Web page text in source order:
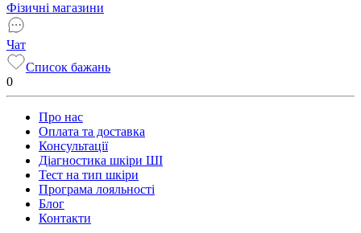
Фізичні магазини
Чат
Список бажань
0
Про нас
Оплата та доставка
Консультації
Діагностика шкіри ШІ
Тест на тип шкіри
Програма лояльності
Блог
Контакти